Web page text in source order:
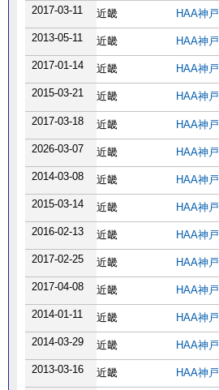
2017-03-11
近畿 HAA神戸
2013-05-11
近畿 HAA神戸
2017-01-14
近畿 HAA神戸
2015-03-21
近畿 HAA神戸
2017-03-18 近畿 HAA神戸
2026-03-07
近畿 HAA神戸
2014-03-08
近畿 HAA神戸
2015-03-14
近畿 HAA神戸
2016-02-13
近畿 HAA神戸
2017-02-25
近畿 HAA神戸
2017-04-08
近畿 HAA神戸
2014-01-11
近畿 HAA神戸
2014-03-29
近畿 HAA神戸
2013-03-16
近畿 HAA神戸